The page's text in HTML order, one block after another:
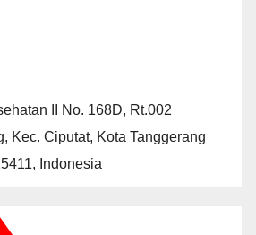
II No. 168D, Rt.002
Kec. Ciputat, Kota Tanggerang
Indonesia